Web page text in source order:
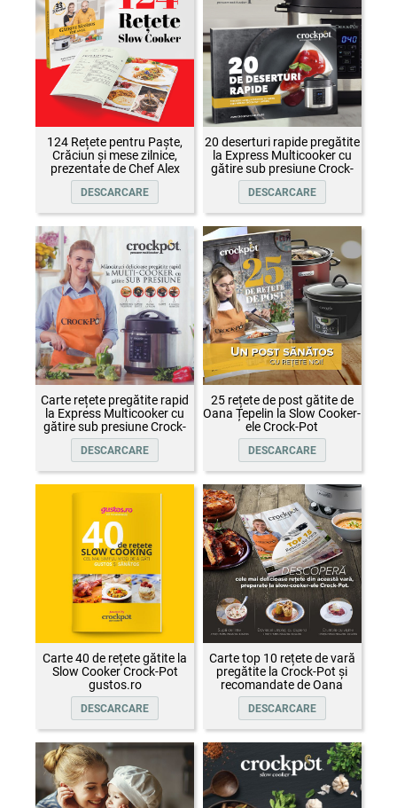
124 Rețete pentru Paște,
Crăciun și mese zilnice,
prezentate de Chef Alex
Cîrțu și invitații săi
DESCARCARE
20 deserturi rapide pregătite
la Express Multicooker cu
gătire sub presiune Crock-
Pot
DESCARCARE
Carte rețete pregătite rapid
la Express Multicooker cu
gătire sub presiune Crock-
Pot
DESCARCARE
25 rețete de post gătite de
Oana Țepelin la Slow Cooker-
ele Crock-Pot
DESCARCARE
Carte 40 de rețete gătite la
Slow Cooker Crock-Pot
gustos.ro
DESCARCARE
Carte top 10 rețete de vară
pregătite la Crock-Pot și
recomandate de Oana
Țepelin
DESCARCARE